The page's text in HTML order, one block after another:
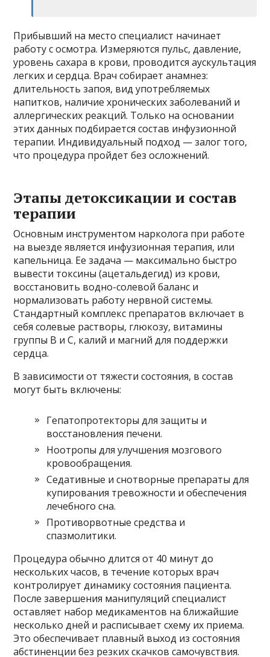
Прибывший на место специалист начинает
работу с осмотра. Измеряются пульс, давление,
уровень сахара в крови, проводится аускультация
легких и сердца. Врач собирает анамнез:
длительность запоя, вид употребляемых
напитков, наличие хронических заболеваний и
аллергических реакций. Только на основании
этих данных подбирается состав инфузионной
терапии. Индивидуальный подход — залог того,
что процедура пройдет без осложнений.
Этапы детоксикации и состав
терапии
Основным инструментом нарколога при работе
на выезде является инфузионная терапия, или
капельница. Ее задача — максимально быстро
вывести токсины (ацетальдегид) из крови,
восстановить водно-солевой баланс и
нормализовать работу нервной системы.
Стандартный комплекс препаратов включает в
себя солевые растворы, глюкозу, витамины
группы В и С, калий и магний для поддержки
сердца.
В зависимости от тяжести состояния, в состав
могут быть включены:
Гепатопротекторы для защиты и
восстановления печени.
Ноотропы для улучшения мозгового
кровообращения.
Седативные и снотворные препараты для
купирования тревожности и обеспечения
лечебного сна.
Противорвотные средства и
спазмолитики.
Процедура обычно длится от 40 минут до
нескольких часов, в течение которых врач
контролирует динамику состояния пациента.
После завершения манипуляций специалист
оставляет набор медикаментов на ближайшие
несколько дней и расписывает схему их приема.
Это обеспечивает плавный выход из состояния
абстиненции без резких скачков самочувствия.